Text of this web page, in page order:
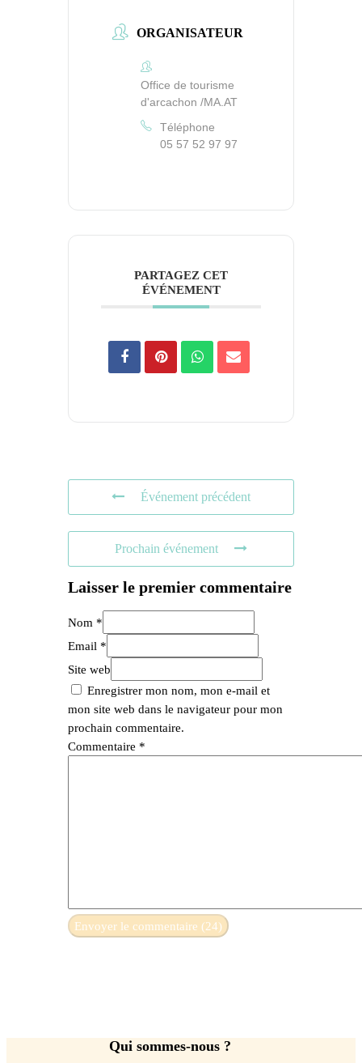
ORGANISATEUR
Office de tourisme
d'arcachon /MA.AT
Téléphone
05 57 52 97 97
PARTAGEZ CET
ÉVÉNEMENT
Événement précédent
Prochain événement
Laisser le premier commentaire
Nom *
Email *
Site web
Enregistrer mon nom, mon e-mail et
mon site web dans le navigateur pour mon
prochain commentaire.
Commentaire *
Qui sommes-nous ?